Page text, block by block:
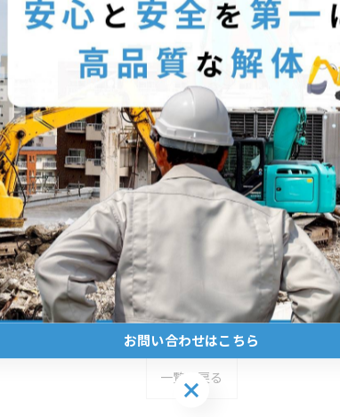
一覧に戻る
お問い合わせはこちら
お問い合わせはこちら